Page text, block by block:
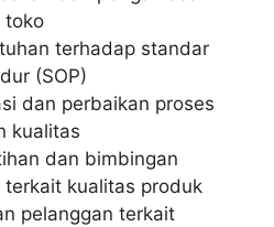
toko
terhadap standar
(SOP)
dan perbaikan proses
kualitas
dan bimbingan
kualitas produk
pelanggan terkait